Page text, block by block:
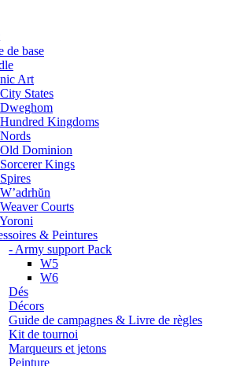
de base
Art
States
Kingdoms
Dominion
Kings
Courts
& Peintures
- Army support Pack
W5
W6
Dés
Décors
Guide de campagnes & Livre de règles
Kit de tournoi
Marqueurs et jetons
Peinture